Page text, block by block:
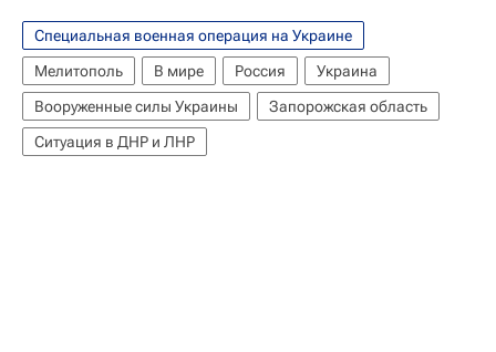
Специальная военная операция на Украине
Мелитополь
В мире Россия
Украина
Вооруженные силы Украины
Запорожская область
Ситуация в ДНР и ЛНР